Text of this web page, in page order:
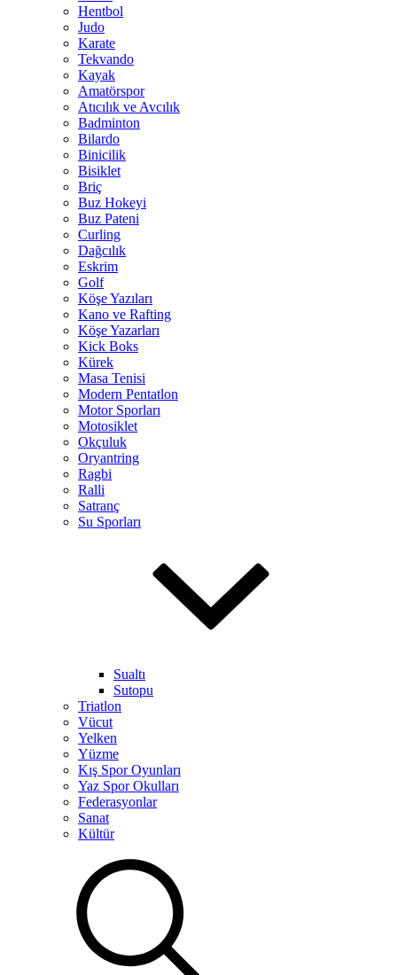
Hentbol
Judo
Karate
Tekvando
Kayak
Amatörspor
Atıcılık ve Avcılık
Badminton
Bilardo
Binicilik
Bisiklet
Briç
Buz Hokeyi
Buz Pateni
Curling
Dağcılık
Eskrim
Golf
Köşe Yazıları
Kano ve Rafting
Köşe Yazarları
Kick Boks
Kürek
Masa Tenisi
Modern Pentatlon
Motor Sporları
Motosiklet
Okçuluk
Oryantring
Ragbi
Ralli
Satranç
Su Sporları
Sualtı
Sutopu
Triatlon
Vücut
Yelken
Yüzme
Kış Spor Oyunları
Yaz Spor Okulları
Federasyonlar
Sanat
Kültür